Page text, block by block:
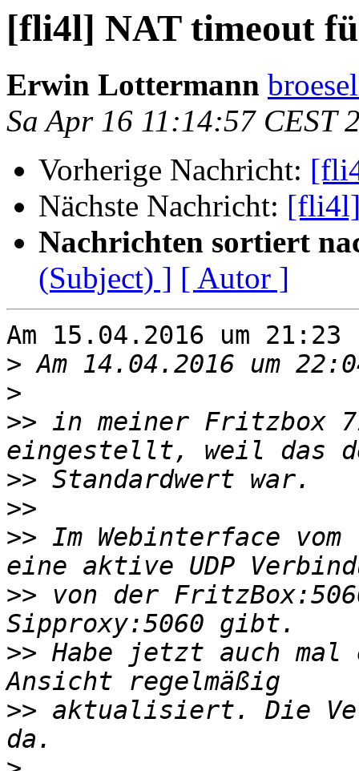
[fli4l] NAT timeout
Erwin Lottermann
Sa Apr 16 11:14:57 CEST
Vorherige Nachricht:
Nächste Nachricht: [fli4l]
Nachrichten sortiert
(Subject) ] [ Autor ]
Am 15.04.2016 um
>
>
>> in meiner Fritzbox
>>
>>
>> Im Webinterface
>> von der
>> Habe jetzt auch
>> aktualisiert. Die